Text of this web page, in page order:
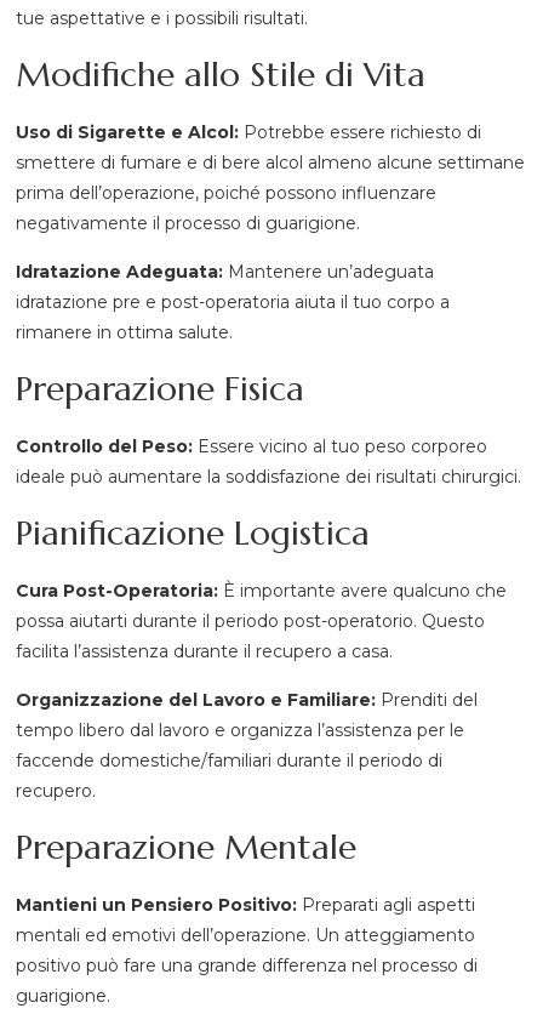
tue aspettative e i possibili risultati.
Modifiche allo Stile di Vita
Uso di Sigarette e Alcol: Potrebbe essere richiesto di
smettere di fumare e di bere alcol almeno alcune settimane
prima dell’operazione, poiché possono influenzare
negativamente il processo di guarigione.
Idratazione Adeguata: Mantenere un’adeguata
idratazione pre e post-operatoria aiuta il tuo corpo a
rimanere in ottima salute.
Preparazione Fisica
Controllo del Peso: Essere vicino al tuo peso corporeo
ideale può aumentare la soddisfazione dei risultati chirurgici.
Pianificazione Logistica
Cura Post-Operatoria: È importante avere qualcuno che
possa aiutarti durante il periodo post-operatorio. Questo
facilita l’assistenza durante il recupero a casa.
Organizzazione del Lavoro e Familiare: Prenditi del
tempo libero dal lavoro e organizza l’assistenza per le
faccende domestiche/familiari durante il periodo di
recupero.
Preparazione Mentale
Mantieni un Pensiero Positivo: Preparati agli aspetti
mentali ed emotivi dell’operazione. Un atteggiamento
positivo può fare una grande differenza nel processo di
guarigione.